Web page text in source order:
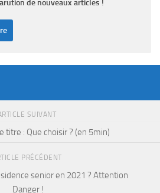
de nouveaux articles !
SUIVANT
titre : Que choisir ? (en 5min)
PRÉCÉDENT
senior en 2021 ? Attention
Danger !